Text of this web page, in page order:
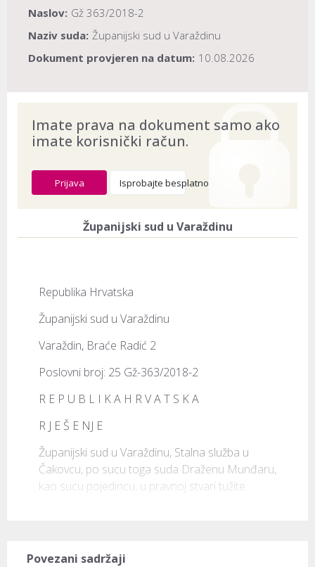
Naslov: Gž 363/2018-2
Naziv suda: Županijski sud u Varaždinu
Dokument provjeren na datum: 10.08.2026
Imate prava na dokument samo ako
imate korisnički račun.
Prijava Isprobajte besplatno
Županijski sud u Varaždinu
Republika Hrvatska
Županijski sud u Varaždinu
Varaždin, Braće Radić 2
Poslovni broj: 25 Gž-363/2018-2
R E P U B L I K A H R V A T S K A
R J E Š E NJ E
Županijski sud u Varaždinu, Stalna služba u
Čakovcu, po sucu toga suda Draženu Munđaru,
kao sucu pojedincu, u pravnoj stvari tužite
Povezani sadržaji